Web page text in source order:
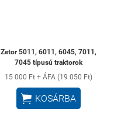
Zetor 5011, 6011, 6045, 7011,
7045 típusú traktorok
15 000 Ft + ÁFA (19 050 Ft)
 KOSÁRBA